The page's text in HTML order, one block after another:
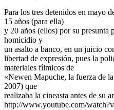
Para los tres detenidos en mayo
15 años (para ella)
y 20 años (ellos) por su presunta
homicidio y
un asalto a banco, en un juicio
libertad de expresión, pues la
materiales fílmicos de
«Newen Mapuche, la fuerza de
2007) que
realizaba la cineasta antes de su
http://www.youtube.com/